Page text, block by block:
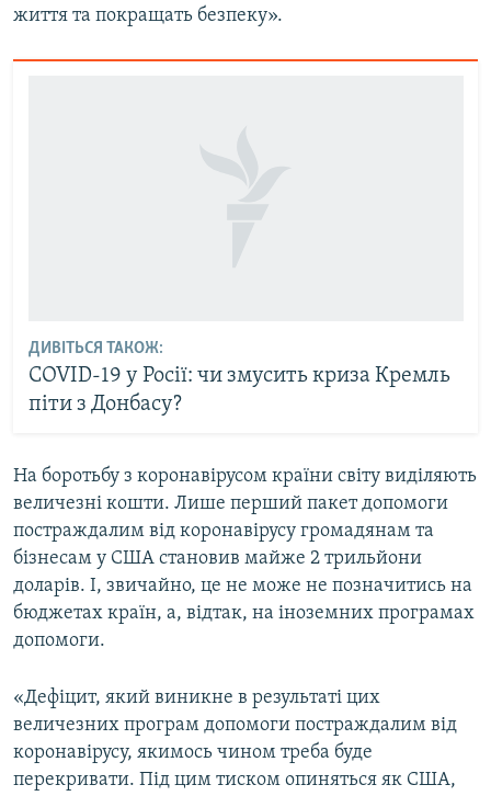
життя та покращать безпеку».
ДИВІТЬСЯ ТАКОЖ:
COVID-19 у Росії: чи змусить криза Кремль
піти з Донбасу?
На боротьбу з коронавірусом країни світу виділяють
величезні кошти. Лише перший пакет допомоги
постраждалим від коронавірусу громадянам та
бізнесам у США становив майже 2 трильйони
доларів. І, звичайно, це не може не позначитись на
бюджетах країн, а, відтак, на іноземних програмах
допомоги.
«Дефіцит, який виникне в результаті цих
величезних програм допомоги постраждалим від
коронавірусу, якимось чином треба буде
перекривати. Під цим тиском опиняться як США,